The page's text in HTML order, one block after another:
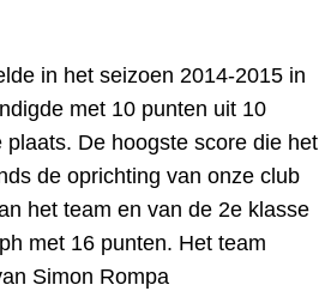
in het seizoen 2014-2015 in
met 10 punten uit 10
De hoogste score die het
de oprichting van onze club
het team en van de 2e klasse
met 16 punten. Het team
Simon Rompa